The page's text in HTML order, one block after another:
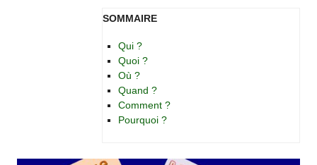
SOMMAIRE
Qui ?
Quoi ?
Où ?
Quand ?
Comment ?
Pourquoi ?